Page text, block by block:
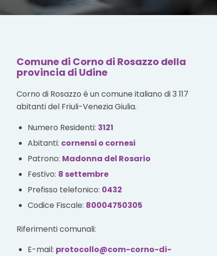
Comune di Corno di Rosazzo della
provincia di Udine
Corno di Rosazzo è un comune italiano di 3 117
abitanti del Friuli-Venezia Giulia.
Numero Residenti: 3121
Abitanti: cornensi o cornesi
Patrono: Madonna del Rosario
Festivo: 8 settembre
Prefisso telefonico: 0432
Codice Fiscale: 80004750305
Riferimenti comunali:
E-mail: protocollo@com-corno-di-